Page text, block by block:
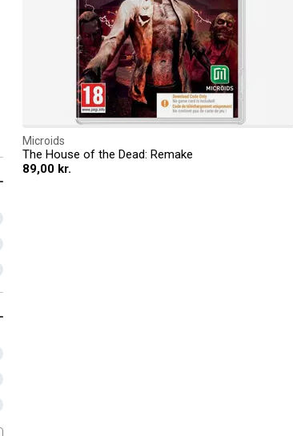
Microids
The House of the Dead: Remake
89,00 kr.